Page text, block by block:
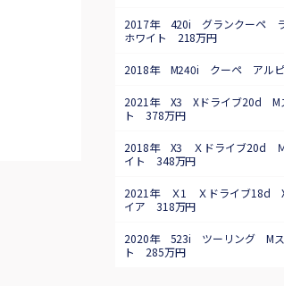
2017年 420i グランクーペ
ホワイト 218万円
2018年 M240i クーペ アル
2021年 X3 Xドライブ20d M
ト 378万円
2018年 X3 Ｘドライブ20d
イト 348万円
2021年 Ｘ1 Ｘドライブ18d
イア 318万円
2020年 523i ツーリング Mス
ト 285万円